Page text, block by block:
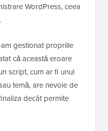
WordPress, ceea
gestionat propriile
că această eroare
script, cum ar fi unul
temă, are nevoie de
decât permite